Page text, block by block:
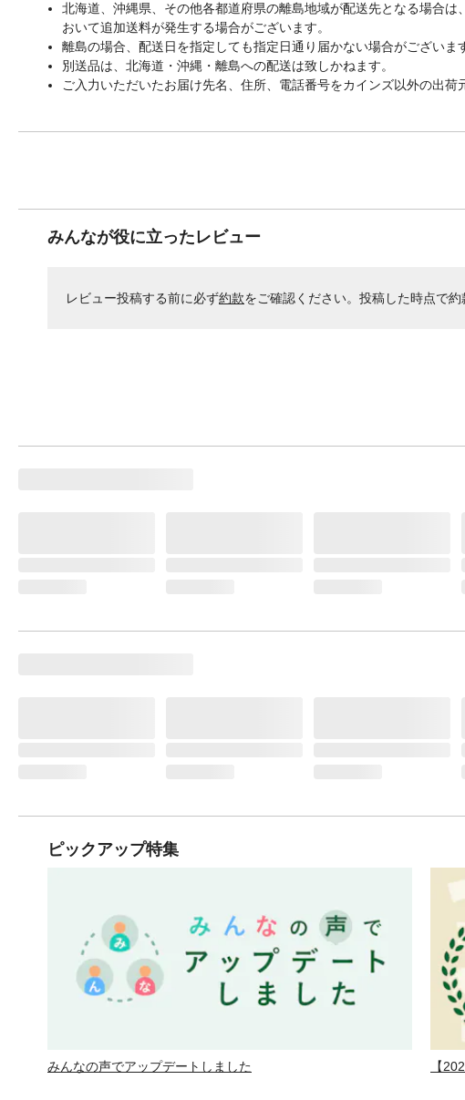
北海道、沖縄県、その他各都道府県の離島地域が配送先となる場合
おいて追加送料が発生する場合がございます。
離島の場合、配送日を指定しても指定日通り届かない場合がございま
別送品は、北海道・沖縄・離島への配送は致しかねます。
ご入力いただいたお届け先名、住所、電話番号をカインズ以外の出
みんなが役に立ったレビュー
レビュー投稿する前に必ず約款をご確認ください。投稿した時点で約
ピックアップ特集
みんなの声でアップデートしました 【